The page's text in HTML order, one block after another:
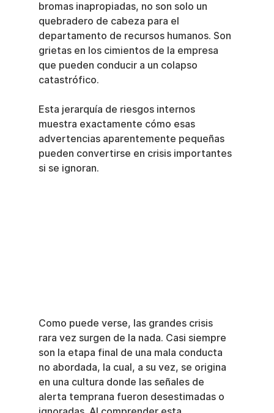
bromas inapropiadas, no son solo un
quebradero de cabeza para el
departamento de recursos humanos. Son
grietas en los cimientos de la empresa
que pueden conducir a un colapso
catastrófico.
Esta jerarquía de riesgos internos
muestra exactamente cómo esas
advertencias aparentemente pequeñas
pueden convertirse en crisis importantes
si se ignoran.
Como puede verse, las grandes crisis
rara vez surgen de la nada. Casi siempre
son la etapa final de una mala conducta
no abordada, la cual, a su vez, se origina
en una cultura donde las señales de
alerta temprana fueron desestimadas o